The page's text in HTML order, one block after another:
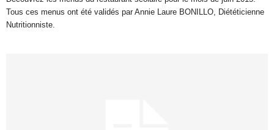
Tous ces menus ont été validés par Annie Laure BONILLO, Diététicienne
Nutritionniste.